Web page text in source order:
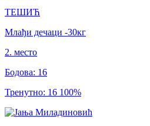
ТЕШИЋ
Млађи дечаци -30кг
2. место
Бодова: 16
Тренутно: 16 100%